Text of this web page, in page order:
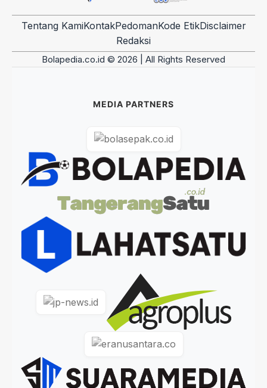
Tentang KamiKontakPedomanKode EtikDisclaimer
Redaksi
Bolapedia.co.id © 2026 | All Rights Reserved
MEDIA PARTNERS